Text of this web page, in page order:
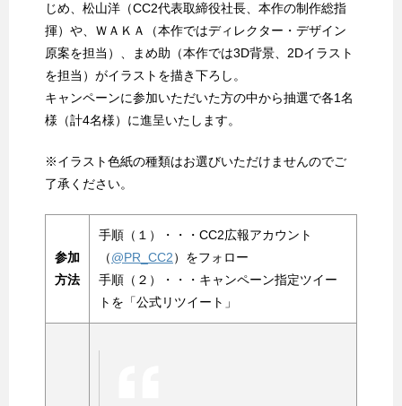
じめ、松山洋（CC2代表取締役社長、本作の制作総指
揮）や、ＷＡＫＡ（本作ではディレクター・デザイン
原案を担当）、まめ助（本作では3D背景、2Dイラスト
を担当）がイラストを描き下ろし。
キャンペーンに参加いただいた方の中から抽選で各1名
様（計4名様）に進呈いたします。
※イラスト色紙の種類はお選びいただけませんのでご
了承ください。
参加
方法
手順（１）・・・CC2広報アカウント
（@PR_CC2）をフォロー
手順（２）・・・キャンペーン指定ツイー
トを「公式リツイート」